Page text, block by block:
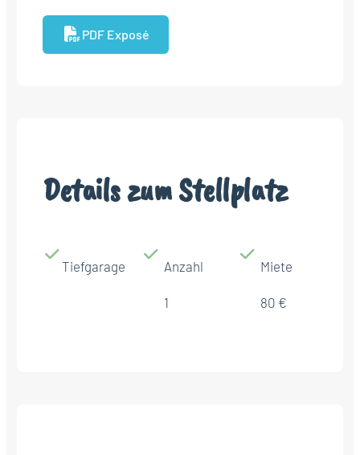
PDF Exposé
Details zum Stellplatz
Tiefgarage Anzahl
1
Miete
80 €